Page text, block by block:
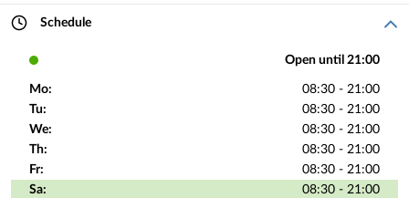
Schedule
Open until 21:00
Mo:
08:30 - 21:00
Tu:
08:30 - 21:00
We:
08:30 - 21:00
Th:
08:30 - 21:00
Fr:
08:30 - 21:00
Sa:
08:30 - 21:00